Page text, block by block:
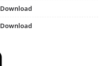
Download
Download